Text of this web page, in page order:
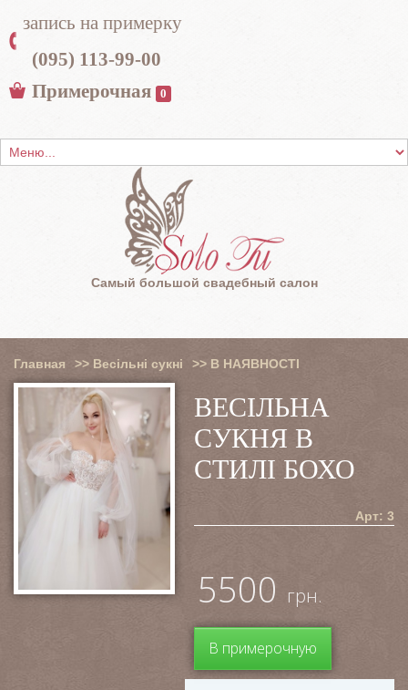
запись на примерку
(095) 113-99-00
Примерочная
0
Самый большой свадебный салон
Главная >> Весільні сукні >> В НАЯВНОСТІ
ВЕСІЛЬНА
СУКНЯ В
СТИЛІ БОХО
Арт: 3
5500 грн.
В примерочную